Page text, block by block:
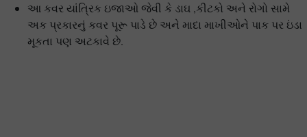
આ કવર યાંત્રિક ઇજાઓ જેવી કે ડાઘ ,કીટકો અને રોગો સામે
અક પ્રકારનું કવર પૂરૂ પાડે છે અને માદા માખીઓને પાક પર ઇંડા
મૂકતા પણ અટકાવે છે.